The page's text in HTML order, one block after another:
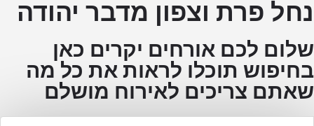
נחל פרת וצפון מדבר יהודה
שלום לכם אורחים יקרים כאן
בחיפוש תוכלו לראות את כל מה
שאתם צריכים לאירוח מושלם